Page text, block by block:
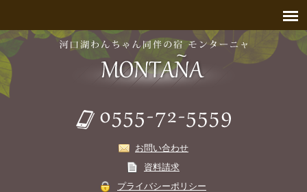
お問い合わせ
資料請求
プライバシーポリシー